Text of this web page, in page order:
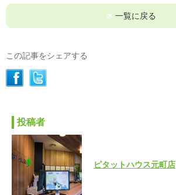
一覧に戻る
この記事をシェアする
投稿者
ピタットハウス元町店